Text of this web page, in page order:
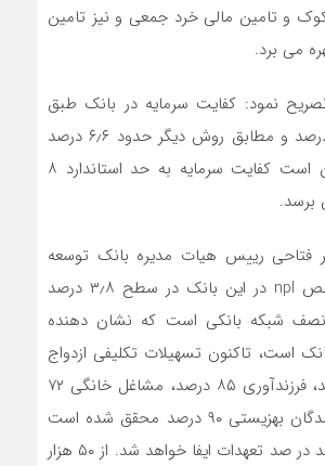
و تامین مالی خرد جمعی و نیز تامین
می برد.
نمود: کفایت سرمایه در بانک طبق
محاسبه ای ۲٫۷ درصد و مطابق روش دیگر حدود ۶٫۶ درصد
است و هدف این است کفایت سرمایه به حد استاندارد ۸
برسد.
فتاحی رییس هیات مدیره بانک توسعه
تعاون گفت: شاخص npl در این بانک در سطح ۳٫۸ درصد
شبکه بانکی است که نشان دهنده
است، تاکنون تسهیلات تکلیفی ازدواج
به میزان ۹۴ درصد، فرزندآوری ۸۵ درصد، مشاغل خانگی ۷۲
درصد و معرفی شدگان بهزیستی ۹۰ درصد محقق شده است
و تا پایان سال صد در صد تعهدات ایفا خواهد شد. از ۵۰ هزار